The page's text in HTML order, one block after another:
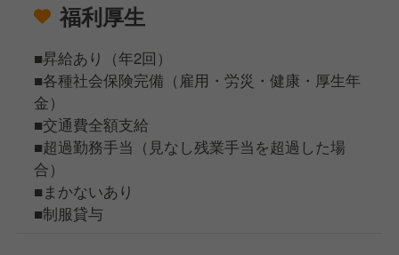
福利厚生
■昇給あり（年2回）
■各種社会保険完備（雇用・労災・健康・厚生年
金）
■交通費全額支給
■超過勤務手当（見なし残業手当を超過した場
合）
■まかないあり
■制服貸与